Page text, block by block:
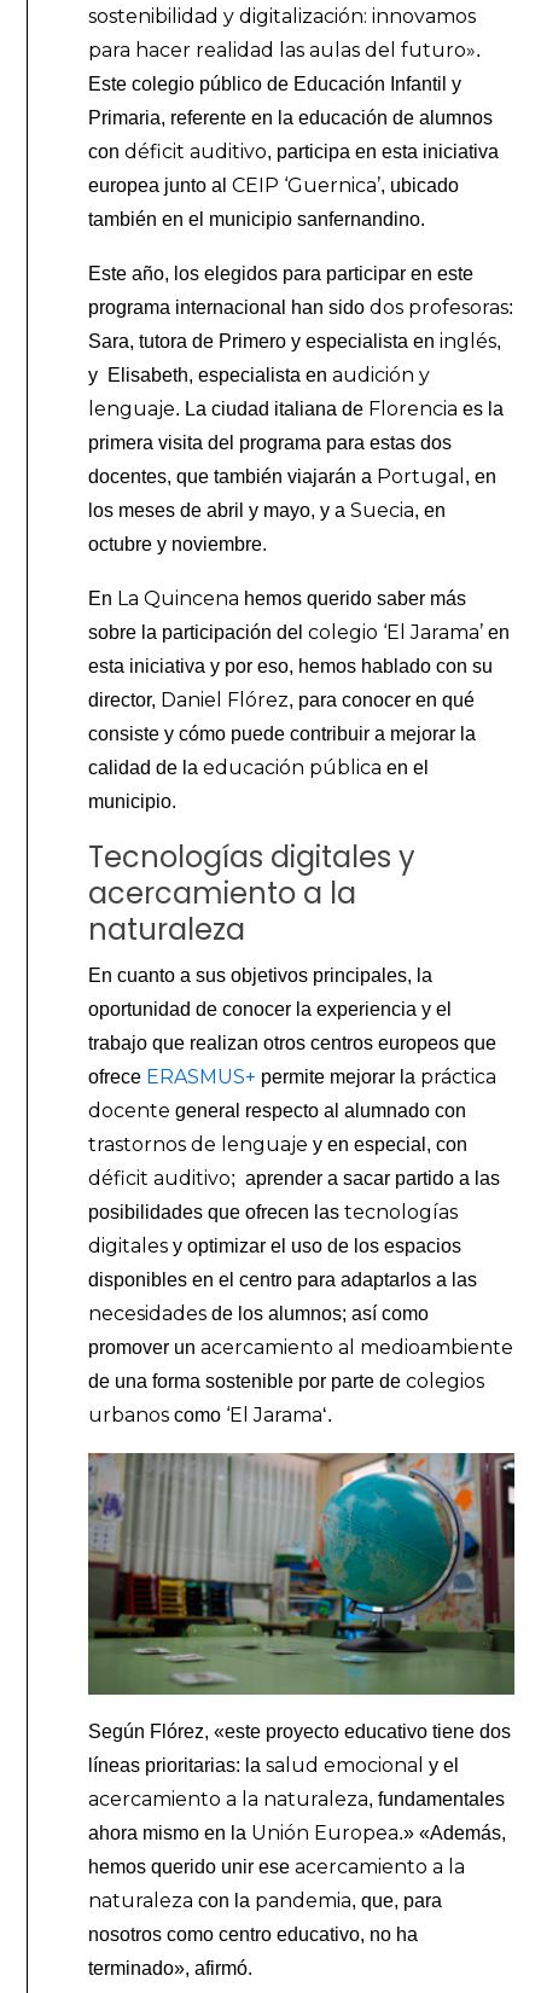
sostenibilidad y digitalización: innovamos
para hacer realidad las aulas del futuro».
Este colegio público de Educación Infantil y
Primaria, referente en la educación de alumnos
condéficit auditivo, participa en esta iniciativa
europea junto alCEIP ‘Guernica’, ubicado
también en el municipio sanfernandino.
Este año, los elegidos para participar en este
programa internacional han sidodos profesoras:
Sara, tutora de Primero y especialista en inglés,
y Elisabeth, especialista en audición y
lenguaje. La ciudad italiana de Florencia es la
primera visita del programa para estas dos
docentes, que también viajarán a Portugal , en
los meses de abril y mayo, y aSuecia, en
octubre y noviembre.
En La Quincena hemos querido saber más
sobre la participación del colegio ‘El Jarama’ en
esta iniciativa y por eso, hemos hablado con su
director, Daniel Flórez, para conocer en qué
consiste y cómo puede contribuir a mejorar la
calidad de laeducación pública en el
municipio.
Tecnologías digitales y
acercamiento a la
naturaleza
En cuanto a sus objetivos principales, la
oportunidad de conocer la experiencia y el
trabajo que realizan otros centros europeos que
ofrece ERASMUS+ permite mejorar la práctica
docente general respecto al alumnado con
trastornos de lenguaje y en especial, con
déficit auditivo; aprender a sacar partido a las
posibilidades que ofrecen lastecnologías
digitales y optimizar el uso de los espacios
disponibles en el centro para adaptarlos a las
necesidades de los alumnos; así como
promover un acercamiento al medioambiente
de una forma sostenible por parte decolegios
urbanos como ‘El Jarama‘.
Según Flórez, «este proyecto educativo tiene dos
líneas prioritarias: lasalud emocional y el
acercamiento a la naturaleza, fundamentales
ahora mismo en la Unión Europea.» «Además,
hemos querido unir eseacercamiento a la
naturaleza con la pandemia, que, para
nosotros como centro educativo, no ha
terminado», afirmó.